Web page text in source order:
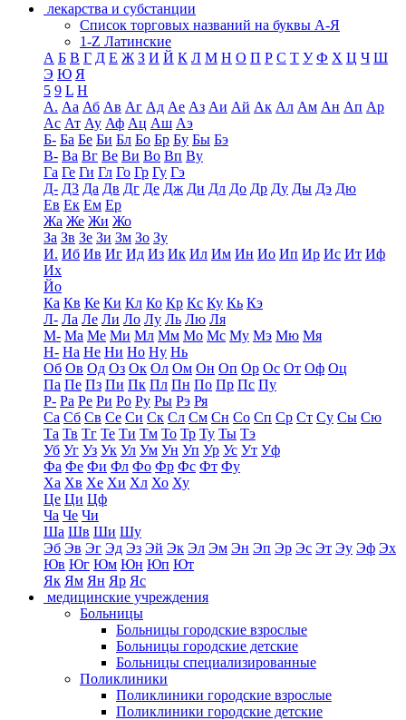
лекарства и субстанции
Список торговых названий на буквы А-Я
1-Z Латинские
А Б В Г Д Е Ж З И Й К Л М Н О П Р С Т У Ф Х Ц Ч Ш
Э Ю Я
5 9 L H
А. Аа Аб Ав Аг Ад Ае Аз Аи Ай Ак Ал Ам Ан Ап Ар
Ас Ат Ау Аф Ац Аш Аэ
Б- Ба Бе Би Бл Бо Бр Бу Бы Бэ
В- Ва Вг Ве Ви Во Вп Ву
Га Ге Ги Гл Го Гр Гу Гэ
Д- Д3 Да Дв Дг Де Дж Ди Дл До Др Ду Ды Дэ Дю
Ев Ек Ем Ер
Жа Же Жи Жо
За Зв Зе Зи Зм Зо Зу
И. Иб Ив Иг Ид Из Ик Ил Им Ин Ио Ип Ир Ис Ит Иф
Их
Йо
Ка Кв Ке Ки Кл Ко Кр Кс Ку Кь Кэ
Л- Ла Ле Ли Ло Лу Ль Лю Ля
М- Ма Ме Ми Мл Мм Мо Мс Му Мэ Мю Мя
Н- На Не Ни Но Ну Нь
Об Ов Од Оз Ок Ол Ом Он Оп Ор Ос От Оф Оц
Па Пе Пз Пи Пк Пл Пн По Пр Пс Пу
Р- Ра Ре Ри Ро Ру Ры Рэ Ря
Са Сб Св Се Си Ск Сл См Сн Со Сп Ср Ст Су Сы Сю
Та Тв Тг Те Ти Тм То Тр Ту Ты Тэ
Уб Уг Уз Ук Ул Ум Ун Уп Ур Ус Ут Уф
Фа Фе Фи Фл Фо Фр Фс Фт Фу
Ха Хв Хе Хи Хл Хо Ху
Це Ци Цф
Ча Че Чи
Ша Шв Ши Шу
Эб Эв Эг Эд Эз Эй Эк Эл Эм Эн Эп Эр Эс Эт Эу Эф Эх
Юв Юг Юм Юн Юп Ют
Як Ям Ян Яр Яс
медицинские учреждения
Больницы
Больницы городские взрослые
Больницы городские детские
Больницы специализированные
Поликлиники
Поликлиники городские взрослые
Поликлиники городские детские